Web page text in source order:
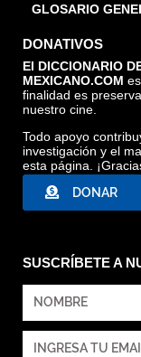
GLOSARIO
DONATIVOS
El DICCIONARIO
MEXICANO.COM
finalidad es
nuestro cine.
Todo apoyo
investigación y el
esta página.
DONAR
SUSCRÍBETE A